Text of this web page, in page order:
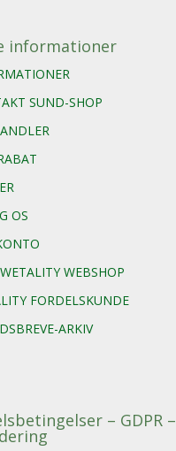
informationer
SUND-SHOP
OS
WEBSHOP
FORDELSKUNDE
ARKIV
– GDPR –